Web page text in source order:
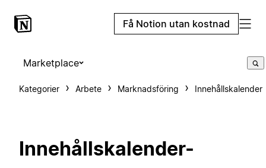
Få Notion utan kostnad
Marketplace
Kategorier Arbete Marknadsföring Innehållskalender
Innehållskalender-